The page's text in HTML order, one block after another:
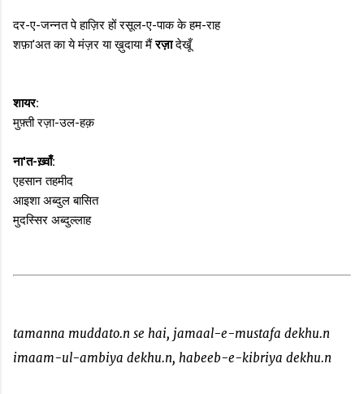
दर-ए-जन्नत पे हाज़िर हों रसूल-ए-पाक के हम-राह
शफ़ा'अत का ये मंज़र या ख़ुदाया मैंरज़ादेखूँ
शायर:
मुफ़्ती रज़ा-उल-हक़
ना'त-ख़्वाँ:
एहसान तहमीद
आइशा अब्दुल बासित
मुदस्सिर अब्दुल्लाह
tamanna muddato.n se hai, jamaal-e-mustafa dekhu.n
imaam-ul-ambiya dekhu.n, habeeb-e-kibriya dekhu.n